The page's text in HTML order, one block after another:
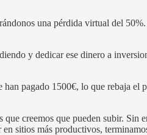
una pérdida virtual del
y dedicar ese dinero a
pagado 1500€, lo que rebaja
creemos que pueden subir.
sitios más productivos,